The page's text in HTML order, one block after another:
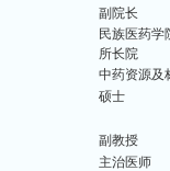
副院长
民族医药学
所长院
中药资源及
硕士
副教授
主治医师